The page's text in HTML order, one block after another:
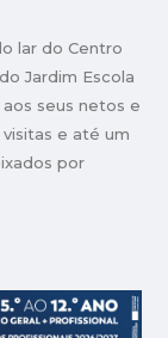
lar do Centro
Jardim Escola
seus netos e
e até um
por